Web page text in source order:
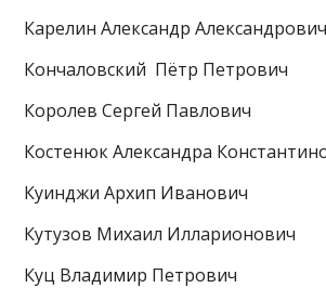
Карелин Александр Александрович
Кончаловский Пётр Петрович
Королев Сергей Павлович
Костенюк Александра
Куинджи Архип Иванович
Кутузов Михаил Илларионович
Куц Владимир Петрович